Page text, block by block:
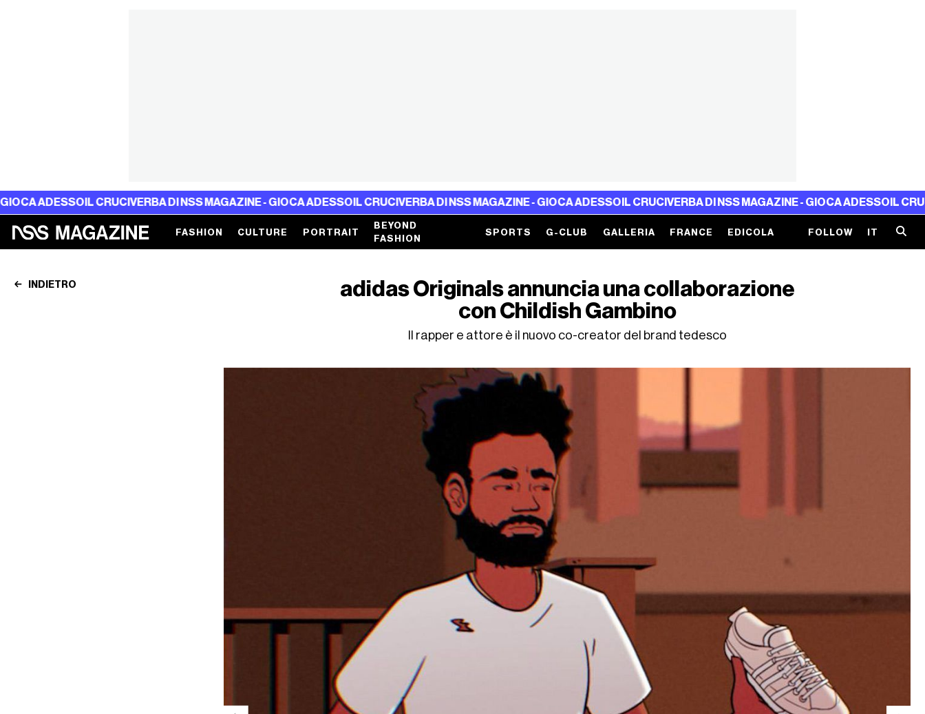
IL CRUCIVERBA DI NSS MAGAZINE - GIOCA ADESSOIL CRUCIVERBA DI NSS MAGAZINE - GIOCA ADESSOIL CRUCIVERBA DI NSS MAGAZINE - GIOCA ADESSOIL CRUCIVERBA
FASHION CULTURE PORTRAIT
BEYOND
FASHION
SPORTS G-CLUB GALLERIA FRANCE EDICOLA FOLLOW IT
INDIETRO
adidas Originals annuncia una collaborazione
con Childish Gambino
Il rapper e attore è il nuovo co-creator del brand tedesco